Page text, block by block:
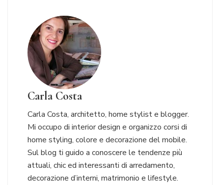
Carla Costa
Carla Costa, architetto, home stylist e blogger.
Mi occupo di interior design e organizzo corsi di
home styling, colore e decorazione del mobile.
Sul blog ti guido a conoscere le tendenze più
attuali, chic ed interessanti di arredamento,
decorazione d’interni, matrimonio e lifestyle.